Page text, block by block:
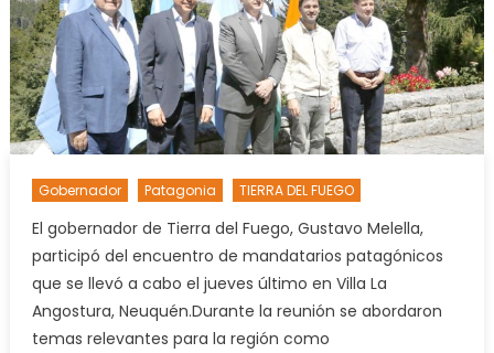
de
sin
o
Gobernador Patagonia TIERRA DEL FUEGO
El gobernador de Tierra del Fuego, Gustavo Melella,
participó del encuentro de mandatarios patagónicos
que se llevó a cabo el jueves último en Villa La
Angostura, Neuquén.Durante la reunión se abordaron
temas relevantes para la región como